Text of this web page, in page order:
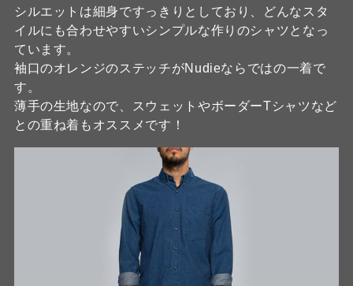
シルエットは細身ですっきりとしており、どんなスタ
イルにも合わせやすいシンプルな作りのシャツとなっ
ています。
袖口のオレンジのステッチがNudieならではの一着で
す。
薄手の生地なので、スウェットやボーダーTシャツなど
との重ね着もオススメです！